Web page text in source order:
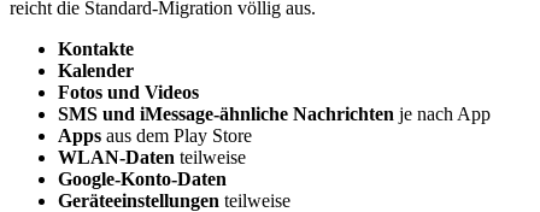
reicht die Standard-Migration völlig aus.
Kontakte
Kalender
Fotos und Videos
SMS und iMessage-ähnliche Nachrichten je nach App
Apps aus dem Play Store
WLAN-Daten teilweise
Google-Konto-Daten
Geräteeinstellungen teilweise